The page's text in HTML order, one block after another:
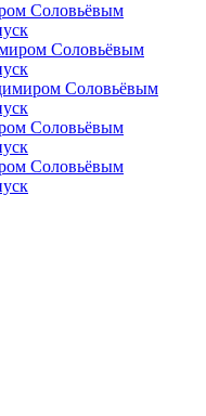
Соловьёвым
Соловьёвым
Соловьёвым
Соловьёвым
Соловьёвым